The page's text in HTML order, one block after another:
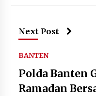
Next Post
BANTEN
Polda Banten
Ramadan